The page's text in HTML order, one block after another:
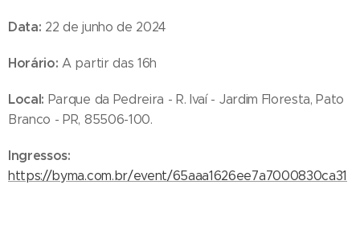
Data: 22 de junho de 2024
Horário: A partir das 16h
Local: Parque da Pedreira - R. Ivaí - Jardim Floresta, Pato
Branco - PR, 85506-100.
Ingressos:
https://byma.com.br/event/65aaa1626ee7a7000830ca31